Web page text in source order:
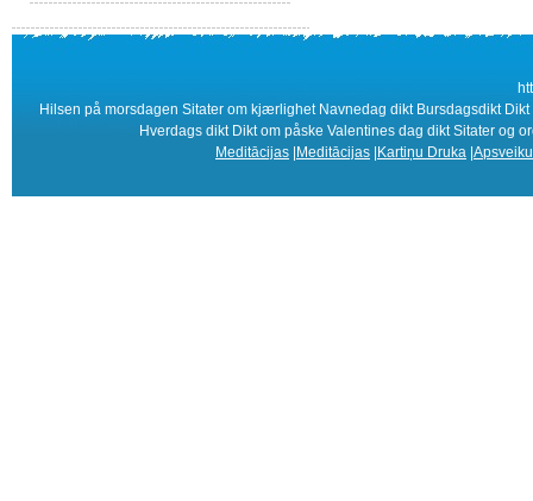
Hilsen på morsdagen Sitater om kjærlighet Navnedag dikt Bursdagsdikt
Hverdags dikt Dikt om påske Valentines dag dikt Sitater og
Meditācijas Meditācijas Kartiņu Druka